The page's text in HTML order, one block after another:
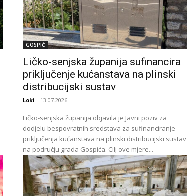
GOSPIĆ
Ličko-senjska županija sufinancira
priključenje kućanstava na plinski
distribucijski sustav
Loki - 13.07.2026.
Ličko-senjska županija objavila je Javni poziv za
dodjelu bespovratnih sredstava za sufinanciranje
priključenja kućanstava na plinski distribucijski sustav
na području grada Gospića. Cilj ove mjere...